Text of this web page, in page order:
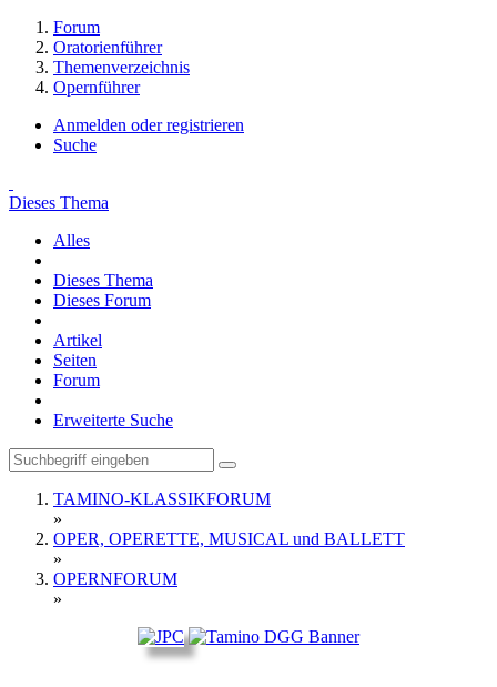
Forum
Oratorienführer
Themenverzeichnis
Opernführer
Anmelden oder registrieren
Suche
Dieses Thema
Alles
Dieses Thema
Dieses Forum
Artikel
Seiten
Forum
Erweiterte Suche
TAMINO-KLASSIKFORUM
»
OPER, OPERETTE, MUSICAL und BALLETT
»
OPERNFORUM
»